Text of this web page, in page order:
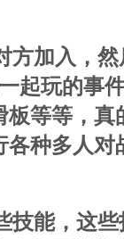
方加入，
起玩的事
等等，真
各种多人对
技能，这